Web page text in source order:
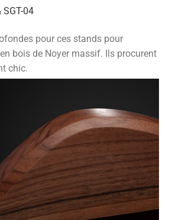
SGT-04
pour ces stands pour
bois de Noyer massif. Ils procurent
chic.